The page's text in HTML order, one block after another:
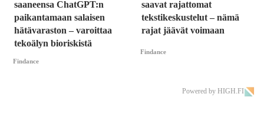
saaneensa ChatGPT:n
paikantamaan salaisen
hätävaraston – varoittaa
tekoälyn bioriskistä
Findance
saavat rajattomat
tekstikeskustelut – nämä
rajat jäävät voimaan
Findance
Powered by HIGH.FI